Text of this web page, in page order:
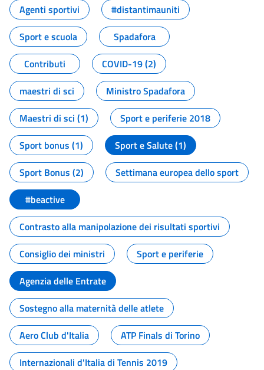
Agenti sportivi
#distantimauniti
Sport e scuola
Spadafora
Contributi
COVID-19 (2)
maestri di sci
Ministro Spadafora
Maestri di sci (1)
Sport e periferie 2018
Sport bonus (1)
Sport e Salute (1)
Sport Bonus (2)
Settimana europea dello sport
#beactive
Contrasto alla manipolazione dei risultati sportivi
Consiglio dei ministri
Sport e periferie
Agenzia delle Entrate
Sostegno alla maternità delle atlete
Aero Club d'Italia
ATP Finals di Torino
Internazionali d'Italia di Tennis 2019